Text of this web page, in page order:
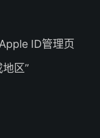
ID管理页
区”